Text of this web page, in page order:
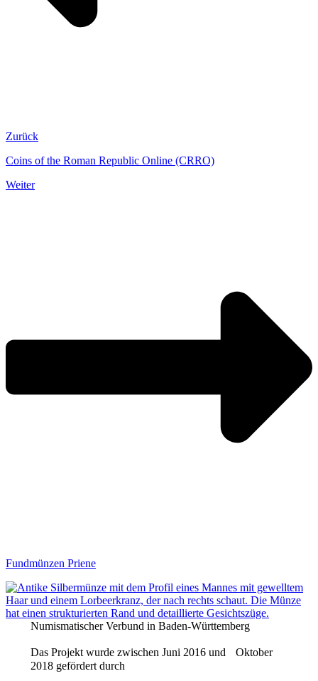
Zurück
Coins of the Roman Republic Online (CRRO)
Weiter
Fundmünzen Priene
Numismatischer Verbund in Baden-Württemberg
Das Projekt wurde zwischen Juni 2016 und Oktober
2018 gefördert durch